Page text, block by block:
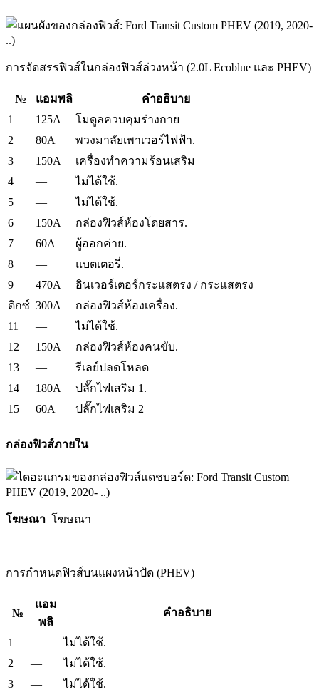
การจัดสรรฟิวส์ในกล่องฟิวส์ล่วงหน้า (2.0L Ecoblue และ PHEV)
№ แอมพลิ
คำอธิบาย
1
125A
โมดูลควบคุมร่างกาย
2
80A
พวงมาลัยเพาเวอร์ไฟฟ้า.
3
150A
เครื่องทำความร้อนเสริม
4
—
ไม่ได้ใช้.
5
—
ไม่ได้ใช้.
6
150A
กล่องฟิวส์ห้องโดยสาร.
7
60A
ผู้ออกค่าย.
8
—
แบตเตอรี่.
9
470A
อินเวอร์เตอร์กระแสตรง / กระแสตรง
ดิกซ์ 300A
กล่องฟิวส์ห้องเครื่อง.
11
—
ไม่ได้ใช้.
12
150A
กล่องฟิวส์ห้องคนขับ.
13
—
รีเลย์ปลดโหลด
14
180A
ปลั๊กไฟเสริม 1.
15
60A ปลั๊กไฟเสริม 2
กล่องฟิวส์ภายใน
โฆษณา โฆษณา
การกำหนดฟิวส์บนแผงหน้าปัด (PHEV)
№
แอม
พลิ
คำอธิบาย
1 —
ไม่ได้ใช้.
2
—
ไม่ได้ใช้.
3
—
ไม่ได้ใช้.